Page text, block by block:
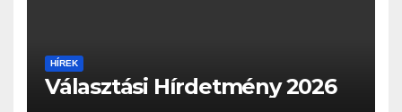
HÍREK
Választási Hírdetmény 2026